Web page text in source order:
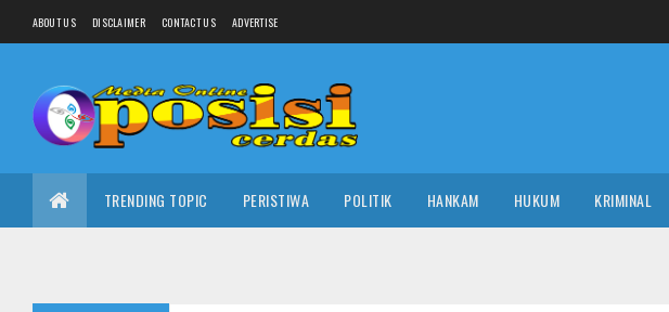
ABOUT US DISCLAIMER CONTACT US ADVERTISE
TRENDING TOPIC PERISTIWA POLITIK HANKAM HUKUM KRIMINAL